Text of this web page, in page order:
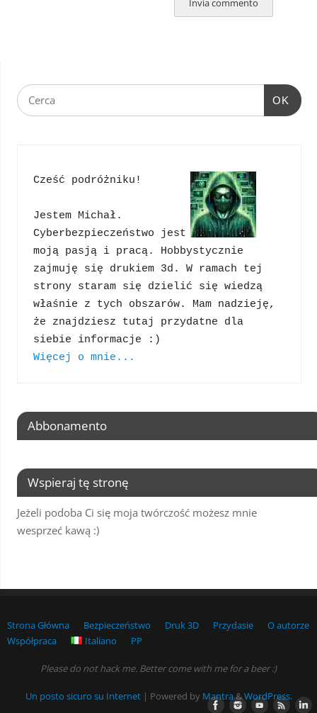
OK
Cześć podróżniku!
Jestem Michał.
Cyberbezpieczeństwo jest
moją pasją i pracą. Hobbystycznie
zajmuję się drukiem 3d. W ramach tej
strony staram się dzielić się wiedzą
właśnie z tych obszarów. Mam nadzieję,
że znajdziesz tutaj przydatne dla
Więcej o mnie...
Abbonamento
Wspieraj tę stronę
Jeżeli podoba Ci się moja twórczość możesz mnie
wesprzeć kawą :)
Strona Główna Bezpieczeństwo Druk 3D Przydasie
O autorze
Współpraca
Italiano PP
Please do not hack me. Better come with me for a beer :)
Un posto sicuro su Internet| Powered by Mantra&WordPress.